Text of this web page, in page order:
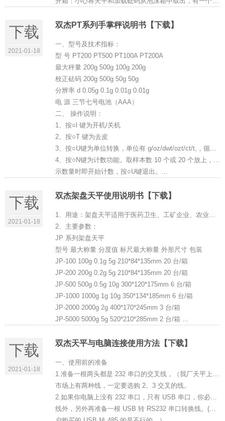
下载
2021-01-18
双杰PT系列手掌秤说明书【下载】
一、型号及技术指标：
型 号 PT200 PT500 PT100A PT200A
最大秤量 200g 500g 100g 200g
校正砝码 200g 500g 50g 50g
分辨率 d 0.05g 0.1g 0.01g 0.01g
电 源 三节七号电池（AAA）
二、 操作说明：
1、按○l 键为开机/关机
2、按○T 键为去皮
3、按○U键为单位转换，单位有 g/oz/dwt/ozt/ct/t,，循环显示
4、按○N键为计数功能。取样本数 10 个或 20 个放上，显示 S=10/20,等待 3 秒显
示数量时即开始计数，按○U键退出。...
下载
2021-01-18
双杰架盘天平使用说明书【下载】
1、用途：架盘天平适用于医药卫生、工矿企业、农业、科技等单位称量用。
2、主要参数：
JP 系列架盘天平
型号 最大称量 分度值 标尺最大称量 外形尺寸 包装
JP-100 100g 0.1g 5g 210*84*135mm 20 台/箱
JP-200 200g 0.2g 5g 210*84*135mm 20 台/箱
JP-500 500g 0.5g 10g 300*120*175mm 6 台/箱
JP-1000 1000g 1g 10g 350*134*185mm 6 台/箱
JP-2000 2000g 2g 400*170*245mm 3 台/箱
JP-5000 5000g 5g 520*210*285mm 2 台/箱 ...
下载
2021-01-18
双杰天平与电脑连接使用方法【下载】
一、使用前的准备
1.准备一根两头都是 232 串口的交叉线，（我厂天平上的串口都为母头）。如下图，通常
市场上有两种线，一定要选购 2、3 交叉的线。
2.如果你电脑上没有 232 串口，只有 USB 串口，你必须准备一根如上所说的 232 交叉
线外，另外再准备一根 USB 转 RS232 串口转换线。(注意一定要是 USB 转 232 的，有的客